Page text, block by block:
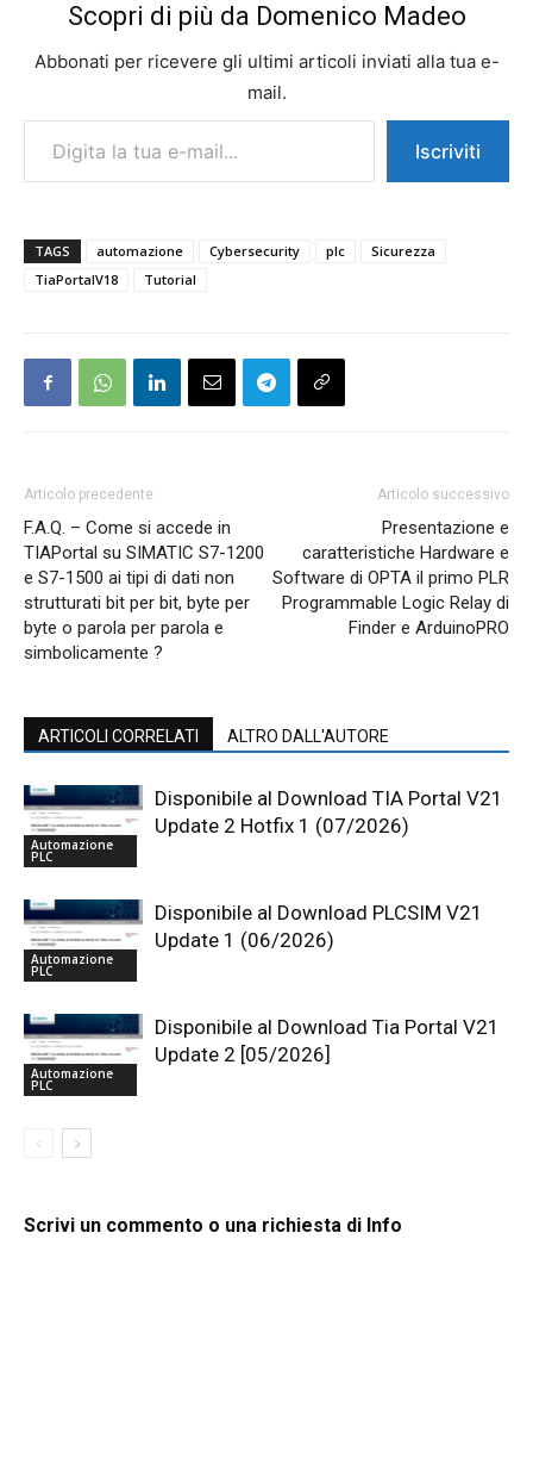
Scopri di più da Domenico Madeo
Abbonati per ricevere gli ultimi articoli inviati alla tua e-
mail.
Digita la tua e-mail...
Iscriviti
TAGS automazione Cybersecurity plc
Sicurezza
TiaPortalV18
Tutorial
Articolo precedente
F.A.Q. – Come si accede in
TIAPortal su SIMATIC S7-1200
e S7-1500 ai tipi di dati non
strutturati bit per bit, byte per
byte o parola per parola e
simbolicamente ?
Articolo successivo
Presentazione e
caratteristiche Hardware e
Software di OPTA il primo PLR
Programmable Logic Relay di
Finder e ArduinoPRO
ARTICOLI CORRELATI ALTRO DALL'AUTORE
Automazione
PLC
Disponibile al Download TIA Portal V21
Update 2 Hotfix 1 (07/2026)
Automazione
PLC
Disponibile al Download PLCSIM V21
Update 1 (06/2026)
Automazione
PLC
Disponibile al Download Tia Portal V21
Update 2 [05/2026]
Scrivi un commento o una richiesta di Info